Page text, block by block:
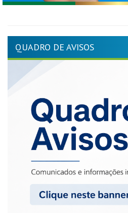
QUADRO DE AVISOS